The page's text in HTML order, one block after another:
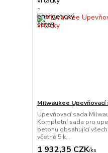
Milwaukee
Upevňovací sada
Kompletní sada pro
betonu obsahující
včetně 5 k...
1 932,35 CZK/ks